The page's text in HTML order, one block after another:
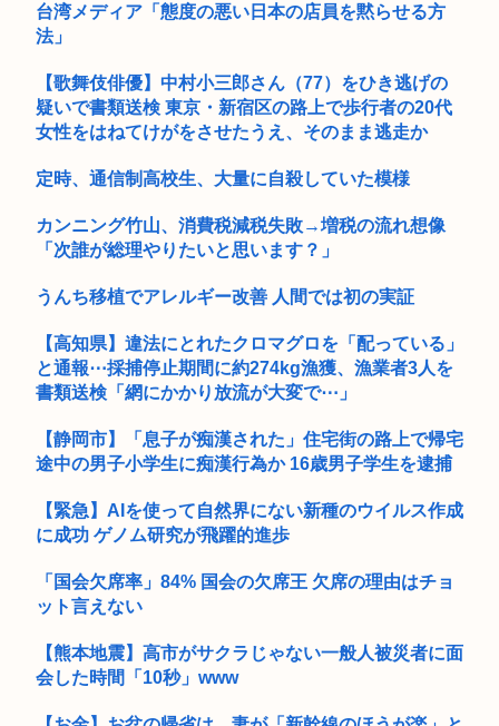
(っ´ω`c)幻想水滸伝STAR LEAPがついに明日、配信され...
警察官拳銃事件と警棒だけ事件の比較 www
元区議団長 「共産党は義援金を被災地に持ってはいく。が、持
って行...
台湾メディア「態度の悪い日本の店員を黙らせる方
法」
【歌舞伎俳優】中村小三郎さん（77）をひき逃げの
疑いで書類送検 東京・新宿区の路上で歩行者の20代
女性をはねてけがをさせたうえ、そのまま逃走か
定時、通信制高校生、大量に自殺していた模様
カンニング竹山、消費税減税失敗→増税の流れ想像
「次誰が総理やりたいと思います？」
うんち移植でアレルギー改善 人間では初の実証
【高知県】違法にとれたクロマグロを「配っている」
と通報⋯採捕停止期間に約274kg漁獲、漁業者3人を
書類送検「網にかかり放流が大変で⋯」
【静岡市】「息子が痴漢された」住宅街の路上で帰宅
途中の男子小学生に痴漢行為か 16歳男子学生を逮捕
【緊急】AIを使って自然界にない新種のウイルス作成
に成功 ゲノム研究が飛躍的進歩
「国会欠席率」84% 国会の欠席王 欠席の理由はチョ
ット言えない
【熊本地震】高市がサクラじゃない一般人被災者に面
会した時間「10秒」www